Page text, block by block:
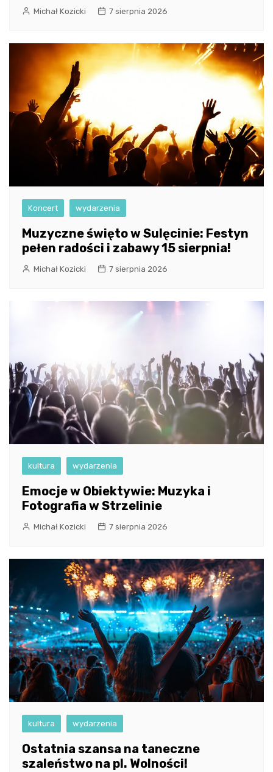
Michał Kozicki 7 sierpnia 2026
Koncert wydarzenia
Muzyczne święto w Sulęcinie: Festyn
pełen radości i zabawy 15 sierpnia!
Michał Kozicki 7 sierpnia 2026
kultura wydarzenia
Emocje w Obiektywie: Muzyka i
Fotografia w Strzelinie
Michał Kozicki 7 sierpnia 2026
kultura wydarzenia
Ostatnia szansa na taneczne
szaleństwo na pl. Wolności!